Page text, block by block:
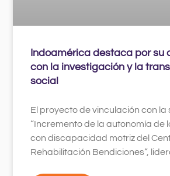
Indoamérica destaca por su
con la investigación y la
social
El proyecto de vinculación con la
“Incremento de la autonomía de
con discapacidad motriz del
Rehabilitación Bendiciones”,